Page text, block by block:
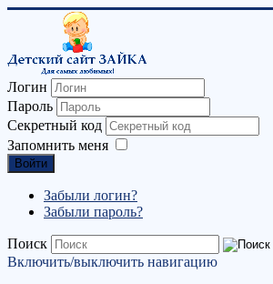
Логин
Пароль
Секретный код
Запомнить меня
Войти
Забыли логин?
Забыли пароль?
Поиск
Включить/выключить навигацию